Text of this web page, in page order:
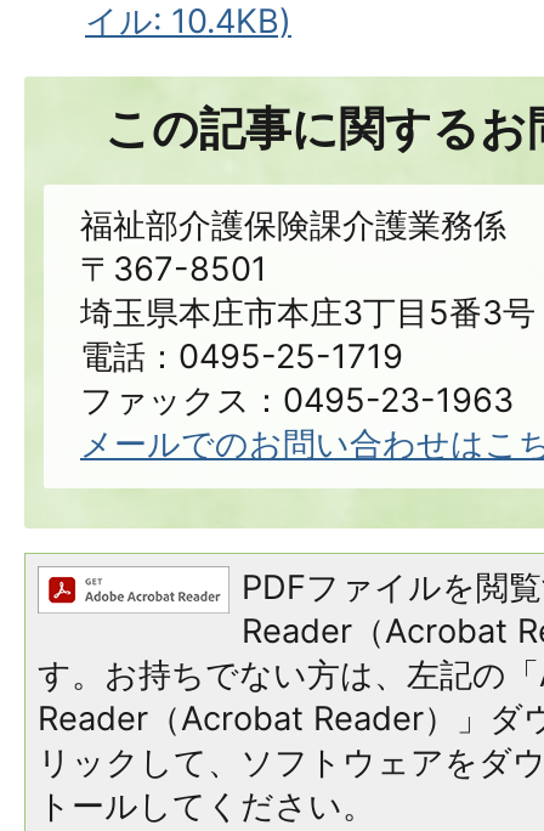
イル: 10.4KB)
この記事に関する
福祉部介護保険課介護業務係
〒367-8501
埼玉県本庄市本庄3丁目5番3号
電話：0495-25-1719
ファックス：0495-23-1963
メールでのお問い合わせはこ
PDFファイルを閲
Reader（Acrobat
す。お持ちでない方は、左記の
Reader（Acrobat Reader）」ダ
リックして、ソフトウェアをダ
トールしてください。